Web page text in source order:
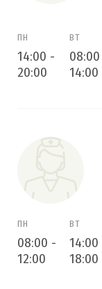
ПН
14:00 -
20:00
ВТ
08:00
14:00
ПН
08:00 -
12:00
ВТ
14:00
18:00